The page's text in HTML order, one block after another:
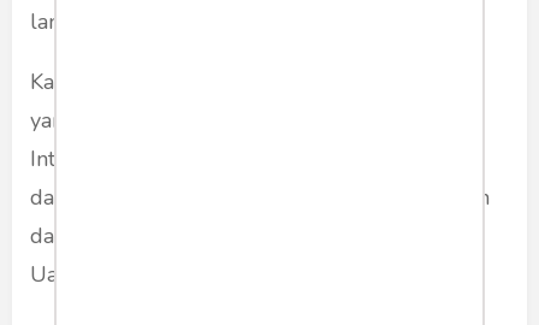
lanjutan dari PPATK.
Karena informasi itu merupakan milik PPATK
yang punya wewenang sebagai Financial
Intelligence Unit (FIU) sebagaimana diatur
dalam UU Nomor 8/2010 tentang Pencegahan
dan Pemberantasan Tindak Pidana Pencucian
Uang.